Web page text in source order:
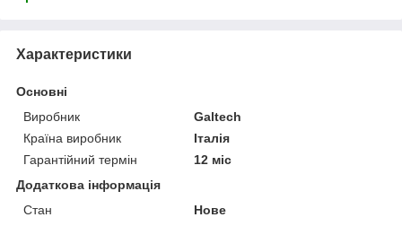
Характеристики
Основні
Виробник
Galtech
Країна виробник
Італія
Гарантійний термін
12 міс
Додаткова інформація
Стан
Нове